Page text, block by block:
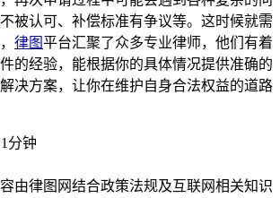
被认可、补偿标准有争议等。这时候就需
律图平台汇聚了众多专业律师，他们有着
的经验，能根据你的具体情况提供准确的
决方案，让你在维护自身合法权益的道路
分钟
由律图网结合政策法规及互联网相关知识